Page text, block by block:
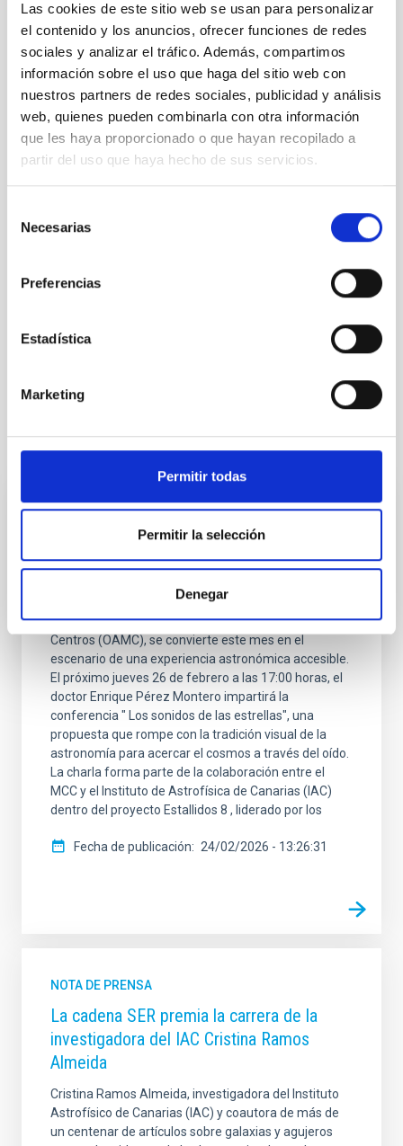
Las cookies de este sitio web se usan para personalizar
el contenido y los anuncios, ofrecer funciones de redes
sociales y analizar el tráfico. Además, compartimos
información sobre el uso que haga del sitio web con
nuestros partners de redes sociales, publicidad y análisis
web, quienes pueden combinarla con otra información
que les haya proporcionado o que hayan recopilado a
partir del uso que haya hecho de sus servicios.
Necesarias
Preferencias
Estadística
Marketing
Permitir todas
Permitir la selección
Denegar
Artículo:Cinco días en globo
Vídeos del lanzamiento de Sunrise en youtube:
http://www.youtube.com/watch?v=PFRGqR2kJMQ
http://www.youtube.com/watch?v=pX95h5r8Xwg
Correo electrónico:
(annia[at]iac[dot]es)
annia
Otras noticias relacionadas
El MCC acerca la ciencia accesible con la
ponencia ‘Los sonidos de las estrellas’
El Museo de Ciencia y el Cosmos (MCC),
perteneciente al Organismo Autónomo de Museos y
Centros (OAMC), se convierte este mes en el
escenario de una experiencia astronómica accesible.
El próximo jueves 26 de febrero a las 17:00 horas, el
doctor Enrique Pérez Montero impartirá la
conferencia " Los sonidos de las estrellas", una
propuesta que rompe con la tradición visual de la
astronomía para acercar el cosmos a través del oído.
La charla forma parte de la colaboración entre el
MCC y el Instituto de Astrofísica de Canarias (IAC)
dentro del proyecto Estallidos 8 , liderado por los
Fecha de publicación 24/02/2026 - 13:26:31
NOTA DE PRENSA
La cadena SER premia la carrera de la
investigadora del IAC Cristina Ramos
Almeida
Cristina Ramos Almeida, investigadora del Instituto
Astrofísico de Canarias (IAC) y coautora de más de
un centenar de artículos sobre galaxias y agujeros